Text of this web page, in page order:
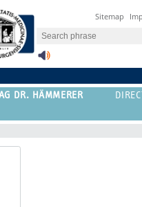
Sitemap
DR. HÄMMERER